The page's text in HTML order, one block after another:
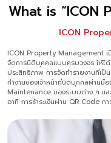
What is ”ICON
ICON
ICON Property Management เ
จัดการนิติบุคคลแบบครบวงจร ให้ไ
ประสิทธิภาพ การจัดทำรายงานที่เป็
ทำงานของเจ้าหน้าที่นิติบุคคลผ่านมื
Maintenance ของระบบต่าง ๆ แ
อาทิ การชำระเงินผ่าน QR Code ก